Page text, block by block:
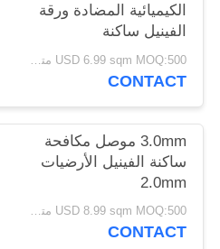
الكيميائية المضادة ورقة
الفينيل ساكنة
USD 6.99 sqm MOQ:500 متر مربع
CONTACT
3.0mm موصل مكافحة
ساكنة الفينيل الأرضيات
2.0mm
USD 8.99 sqm MOQ:500 متر مربع
CONTACT